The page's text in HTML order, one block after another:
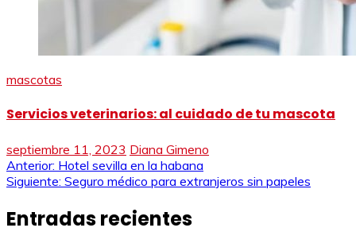
mascotas
Servicios veterinarios: al cuidado de tu mascota
septiembre 11, 2023 Diana Gimeno
Navegación
entradas
Anterior: Hotel sevilla en la habana
Siguiente: Seguro médico para extranjeros sin papeles
Entradas recientes